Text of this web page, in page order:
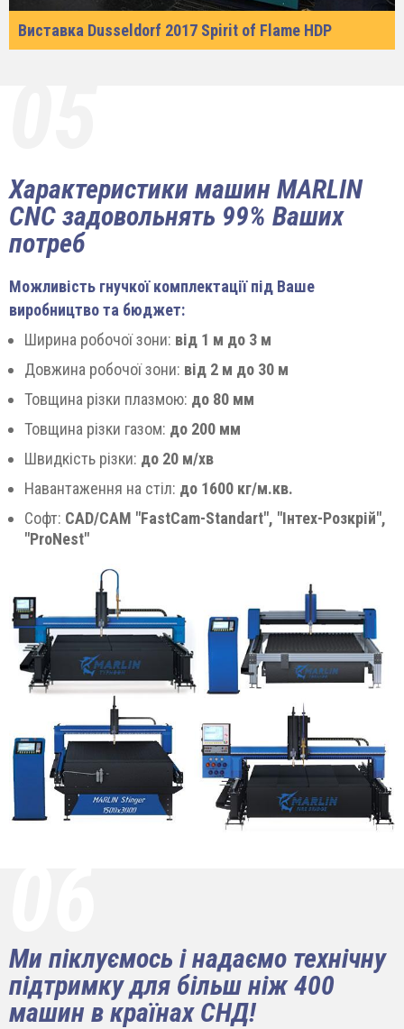
Виставка Dusseldorf 2017 Spirit of Flame HDP
Характеристики машин MARLIN
CNC задовольнять 99% Ваших
потреб
Можливість гнучкої комплектації під Ваше
виробництво та бюджет:
Ширина робочої зони: від 1 м до 3 м
Довжина робочої зони: від 2 м до 30 м
Товщина різки плазмою: до 80 мм
Товщина різки газом: до 200 мм
Швидкість різки: до 20 м/хв
Навантаження на стіл: до 1600 кг/м.кв.
Софт: CAD/CAM "FastCam-Standart", "Інтех-Розкрій",
"ProNest"
Ми піклуємось і надаємо технічну
підтримку для більш ніж 400
машин в країнах СНД!